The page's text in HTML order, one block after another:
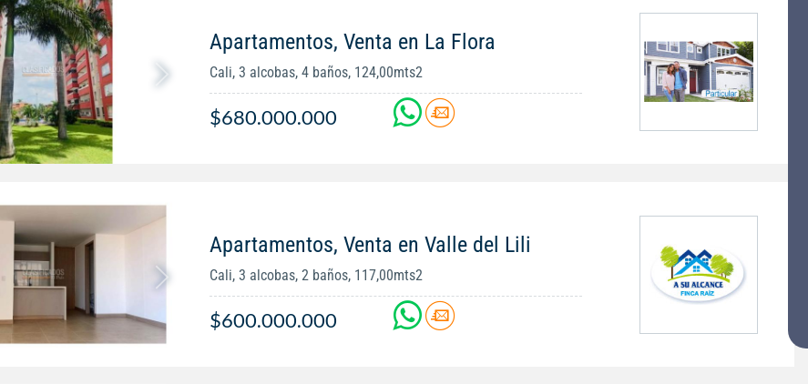
Apartamentos, Venta en La Flora
Cali, 3 alcobas, 4 baños, 124,00mts2
$680.000.000
Apartamentos, Venta en Valle del Lili
Cali, 3 alcobas, 2 baños, 117,00mts2
$600.000.000